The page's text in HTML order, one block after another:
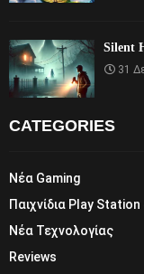
Silent
31
CATEGORIES
Νέα Gaming
Παιχνίδια Play Station
Νέα Τεχνολογίας
Reviews